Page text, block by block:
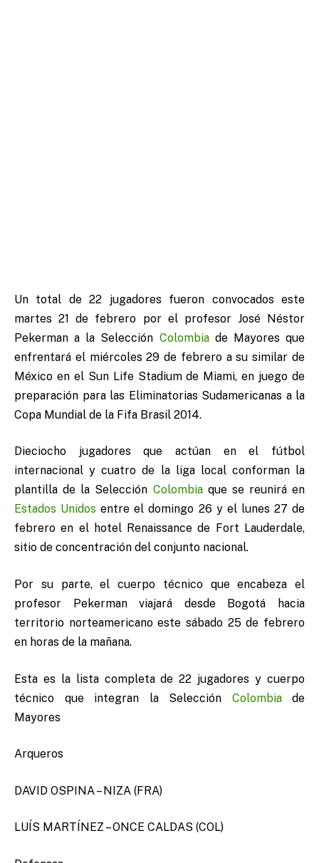
Un total de 22 jugadores fueron convocados este
martes 21 de febrero por el profesor José Néstor
Pekerman a la Selección Colombiade Mayores que
enfrentará el miércoles 29 de febrero a su similar de
México en el Sun Life Stadium de Miami, en juego de
preparación para las Eliminatorias Sudamericanas a la
Copa Mundial de la Fifa Brasil 2014.
Dieciocho jugadores que actúan en el fútbol
internacional y cuatro de la liga local conforman la
plantilla de la Selección Colombiaque se reunirá en
Estados Unidos entre el domingo 26 y el lunes 27 de
febrero en el hotel Renaissance de Fort Lauderdale,
sitio de concentración del conjunto nacional.
Por su parte, el cuerpo técnico que encabeza el
profesor Pekerman viajará desde Bogotá hacia
territorio norteamericano este sábado 25 de febrero
en horas de la mañana.
Esta es la lista completa de 22 jugadores y cuerpo
técnico que integran la Selección Colombiade
Mayores
Arqueros
DAVID OSPINA – NIZA (FRA)
LUÍS MARTÍNEZ – ONCE CALDAS (COL)